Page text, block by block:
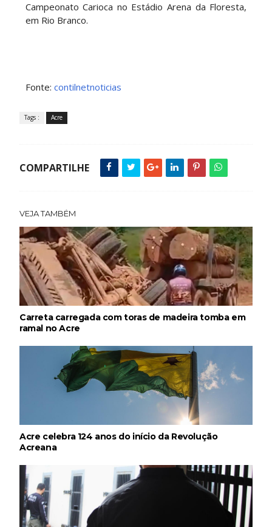
Campeonato Carioca no Estádio Arena da Floresta,
em Rio Branco.
Fonte: contilnetnoticias
Tags : Acre
COMPARTILHE
VEJA TAMBÉM
Carreta carregada com toras de madeira tomba em
ramal no Acre
Acre celebra 124 anos do início da Revolução
Acreana